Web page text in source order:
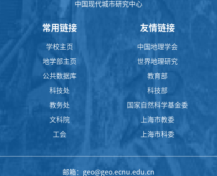
中国现代城市研究中心
常用链接
学校主页
地学部主页
公共数据库
科技处
教务处
文科院
工会
友情链接
中国地理学会
世界地理研究
教育部
科技部
国家自然科学基金委
上海市教委
上海市科委
邮箱：geo@geo.ecnu.edu.cn